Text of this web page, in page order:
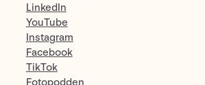
LinkedIn
YouTube
Instagram
Facebook
TikTok